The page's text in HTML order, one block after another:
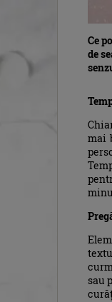
Ce
de
mai
sau